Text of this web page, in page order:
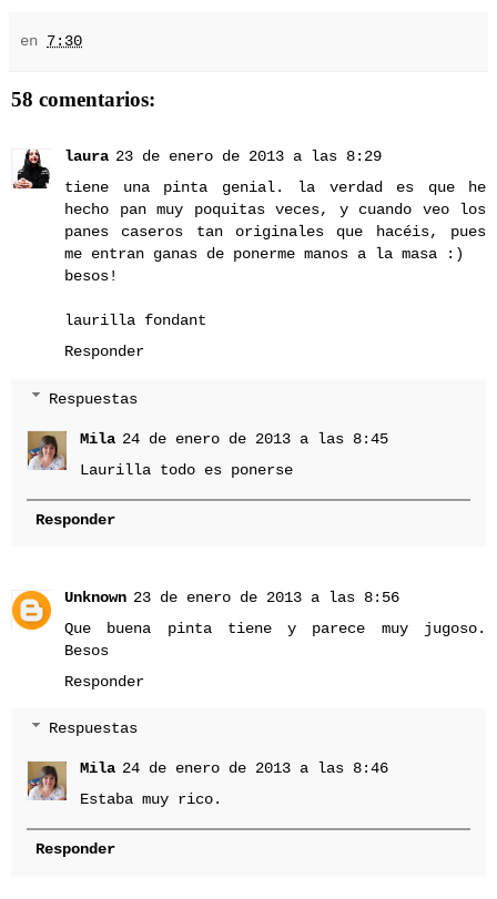
en 7:30
58 comentarios:
laura 23 de enero de 2013 a las 8:29
tiene una pinta genial. la verdad es que he
hecho pan muy poquitas veces, y cuando veo los
panes caseros tan originales que hacéis, pues
me entran ganas de ponerme manos a la masa :)
besos!
laurilla fondant
Responder
Respuestas
Mila 24 de enero de 2013 a las 8:45
Laurilla todo es ponerse
Responder
Unknown 23 de enero de 2013 a las 8:56
Que buena pinta tiene y parece muy jugoso.
Besos
Responder
Respuestas
Mila 24 de enero de 2013 a las 8:46
Estaba muy rico.
Responder